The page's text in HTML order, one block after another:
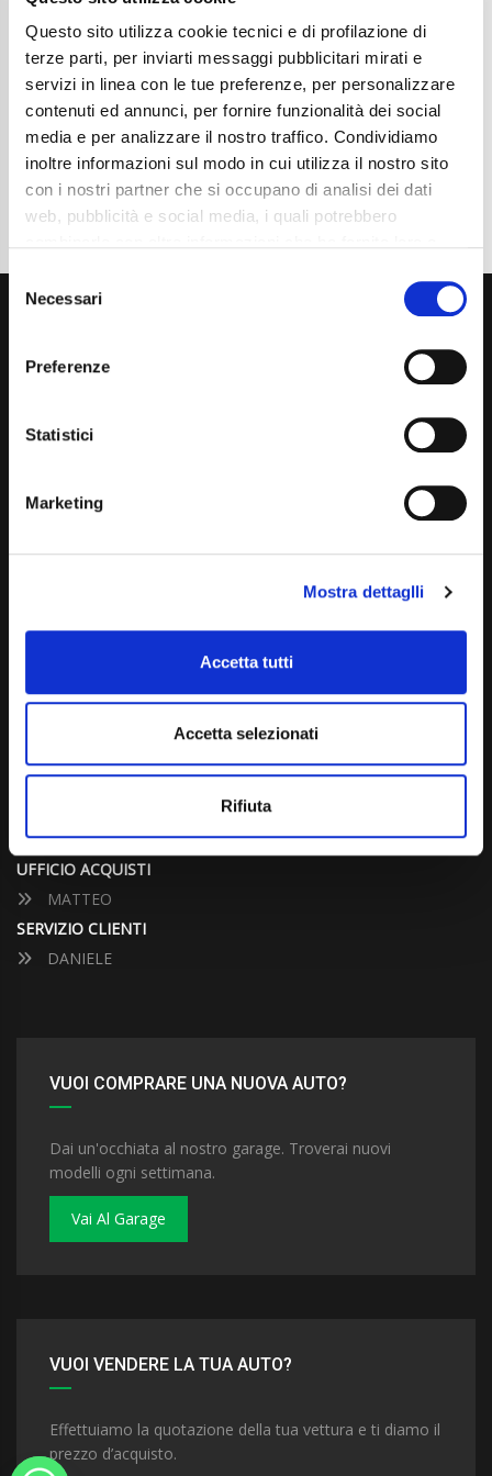
Questo sito utilizza cookie tecnici e di profilazione di
terze parti, per inviarti messaggi pubblicitari mirati e
servizi in linea con le tue preferenze, per personalizzare
contenuti ed annunci, per fornire funzionalità dei social
media e per analizzare il nostro traffico. Condividiamo
inoltre informazioni sul modo in cui utilizza il nostro sito
con i nostri partner che si occupano di analisi dei dati
web, pubblicità e social media, i quali potrebbero
mera chiusura del banner non comporta l’accettazione
tutti” o selezionando le diverse categorie di cookies
Consent
Selection
Necessari
Preferenze
Statistici
Marketing
Mostra dettaglli
Accetta tutti
Accetta selezionati
Rifiuta
Tipo Di Carburante
Benzina
Automatico
Normativa Euro
Euro6e
Dettaglio
Via Giuditta Pasta 2, Como (CO) 22100
UFFICIO VENDITE
ALESSANDRO
UFFICIO ACQUISTI
MATTEO
SERVIZIO CLIENTI
DANIELE
VUOI COMPRARE UNA NUOVA AUTO?
Dai un'occhiata al nostro garage. Troverai nuovi
modelli ogni settimana.
Vai Al Garage
VUOI VENDERE LA TUA AUTO?
Effettuiamo la quotazione della tua vettura e ti diamo il
prezzo d’acquisto.